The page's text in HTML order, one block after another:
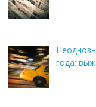
года: